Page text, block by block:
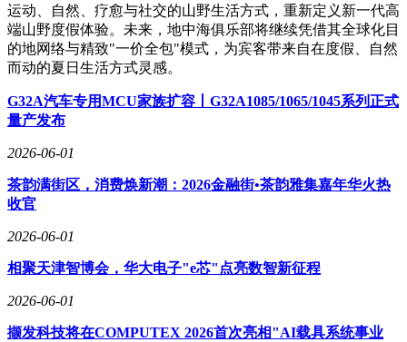
运动、自然、疗愈与社交的山野生活方式，重新定义新一代高
端山野度假体验。未来，地中海俱乐部将继续凭借其全球化目
的地网络与精致"一价全包"模式，为宾客带来自在度假、自然
而动的夏日生活方式灵感。
G32A汽车专用MCU家族扩容丨G32A1085/1065/1045系列正式
量产发布
2026-06-01
茶韵满街区，消费焕新潮：2026金融街•茶韵雅集嘉年华火热
收官
2026-06-01
相聚天津智博会，华大电子"e芯"点亮数智新征程
2026-06-01
撷发科技将在COMPUTEX 2026首次亮相"AI载具系统事业